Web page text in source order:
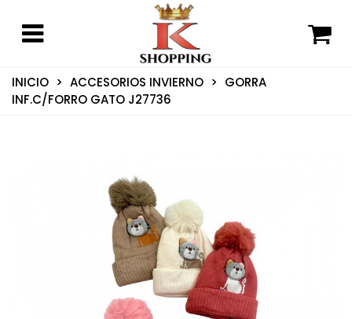
INICIO > ACCESORIOS INVIERNO > GORRA
INF.C/FORRO GATO J27736